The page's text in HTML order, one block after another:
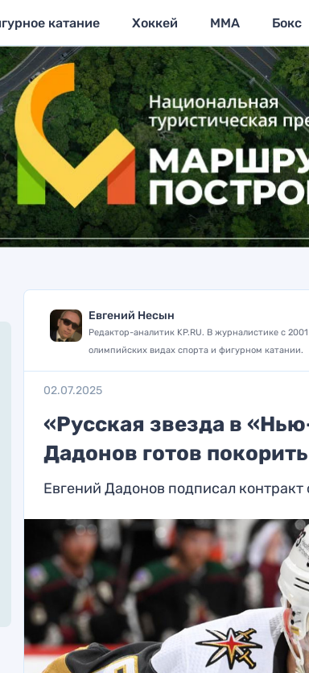
катание Хоккей MMA Бокс
Евгений Несын
Редактор-аналитик KP.RU. В журналистике с
олимпийских видах спорта и фигурном катании.
02.07.2025
«Русская звезда в
Дадонов готов
Евгений Дадонов подписал